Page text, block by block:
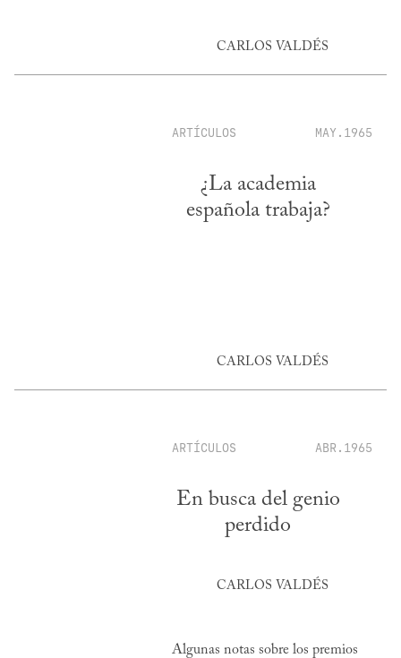
CARLOS VALDÉS
ARTÍCULOS MAY.1965
¿La academia
española trabaja?
CARLOS VALDÉS
ARTÍCULOS ABR.1965
En busca del genio
perdido
CARLOS VALDÉS
Algunas notas sobre los premios